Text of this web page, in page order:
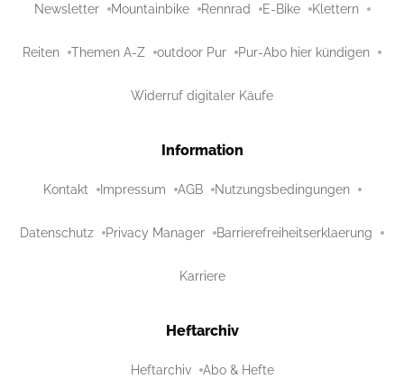
Newsletter Mountainbike Rennrad E-Bike Klettern
Reiten Themen A-Z outdoor Pur Pur-Abo hier kündigen
Widerruf digitaler Käufe
Information
Kontakt Impressum AGB Nutzungsbedingungen
Datenschutz Privacy Manager Barrierefreiheitserklaerung
Karriere
Heftarchiv
Heftarchiv Abo & Hefte